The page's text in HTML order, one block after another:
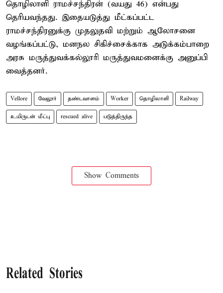
தொழிலாளி ராமச்சந்திரன் (வயது 46) என்பது
தெரியவந்தது. இதையடுத்து மீட்கப்பட்ட
ராமச்சந்திரனுக்கு முதலுதவி மற்றும் ஆலோசனை
வழங்கப்பட்டு, மனநல சிகிச்சைக்காக அடுக்கம்பாறை
அரசு மருத்துவக்கல்லூரி மருத்துவமனைக்கு அனுப்பி
வைத்தனர்.
Vellore வேலூர் தண்டவாளம் Worker தொழிலாளி Railway
உயிருடன் மீட்பு rescued alive படுத்திருந்த
Show Comments
Related Stories